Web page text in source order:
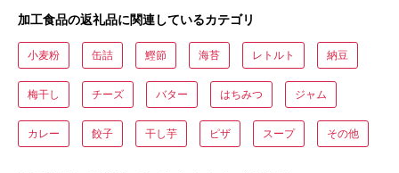
加工食品の返礼品に関連しているカテゴリ
小麦粉 缶詰 鰹節 海苔 レトルト 納豆
梅干し チーズ バター はちみつ ジャム
カレー 餃子 干し芋 ピザ スープ その他